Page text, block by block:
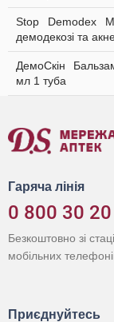
Stop Demodex
демодекозі та
ДемоСкін
мл 1 туба
Гаряча лінія
0 800 30
Безкоштовно зі
мобільних
Приєднуйтесь